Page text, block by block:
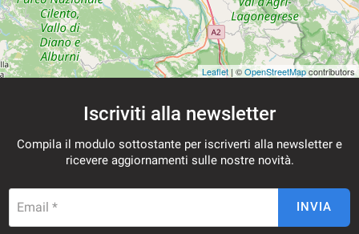
Leaflet| ©OpenStreetMapcontributors
Iscriviti alla newsletter
Compila il modulo sottostante per iscriverti alla newsletter e
ricevere aggiornamenti sulle nostre novità.
Email * INVIA